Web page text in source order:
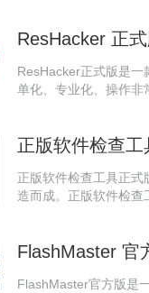
ResHacker 正
ResHacker正式版是
单化、专业化、操作非
正版软件检查
正版软件检查工具正
造而成。正版软件检查
FlashMaster 官
FlashMaster官方版是